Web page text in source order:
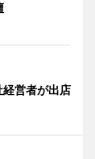
営者が出店